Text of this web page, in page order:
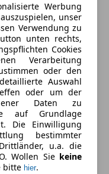
Werbung
unser
Verwendung zu
unten rechts,
Cookies
Verarbeitung
oder den
Auswahl
oder um der
Daten zu
auf Grundlage
Die Einwilligung
bestimmter
u.a. die
Wollen Sie keine
bitte hier.